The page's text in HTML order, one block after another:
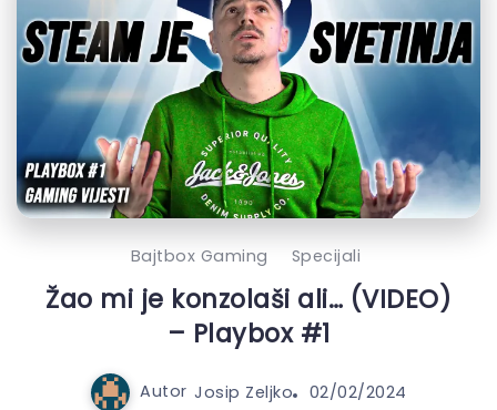
Bajtbox Gaming Specijali
Žao mi je konzolaši ali… (VIDEO)
– Playbox #1
Autor Josip Zeljko 02/02/2024